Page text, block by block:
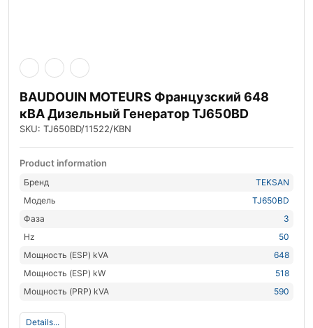
BAUDOUIN MOTEURS Французский 648
кВА Дизельный Генератор TJ650BD
SKU: TJ650BD/11522/KBN
Product information
Бренд
TEKSAN
Модель
TJ650BD
Фаза
3
Hz
50
Мощность (ESP) kVA
648
Мощность (ESP) kW
518
Мощность (PRP) kVA
590
Details...